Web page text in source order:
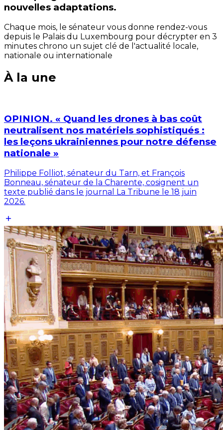
nouvelles adaptations.
Chaque mois, le sénateur vous donne rendez-vous
depuis le Palais du Luxembourg pour décrypter en 3
minutes chrono un sujet clé de l'actualité locale,
nationale ou internationale
À la une
OPINION. « Quand les drones à bas coût
neutralisent nos matériels sophistiqués :
les leçons ukrainiennes pour notre défense
nationale »
Philippe Folliot, sénateur du Tarn, et François
Bonneau, sénateur de la Charente, cosignent un
texte publié dans le journal La Tribune le 18 juin
2026.